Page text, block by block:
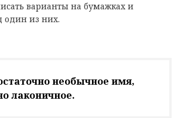
варианты на бумажках и
один из них.
необычное имя,
лаконичное.